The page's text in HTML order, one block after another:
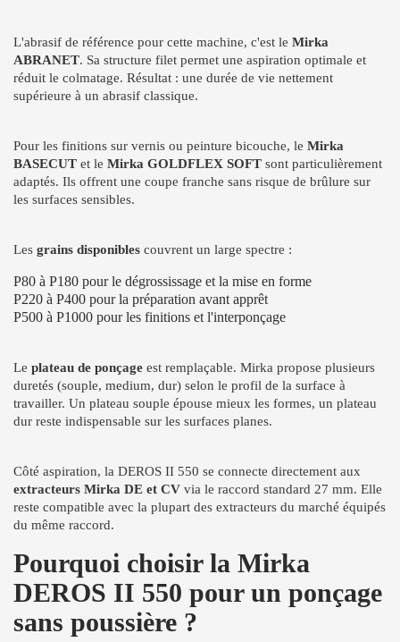
L'abrasif de référence pour cette machine, c'est le Mirka
ABRANET. Sa structure filet permet une aspiration optimale et
réduit le colmatage. Résultat : une durée de vie nettement
supérieure à un abrasif classique.
Pour les finitions sur vernis ou peinture bicouche, le Mirka
BASECUT et le Mirka GOLDFLEX SOFT sont particulièrement
adaptés. Ils offrent une coupe franche sans risque de brûlure sur
les surfaces sensibles.
Les grains disponibles couvrent un large spectre :
P80 à P180 pour le dégrossissage et la mise en forme
P220 à P400 pour la préparation avant apprêt
P500 à P1000 pour les finitions et l'interponçage
Le plateau de ponçage est remplaçable. Mirka propose plusieurs
duretés (souple, medium, dur) selon le profil de la surface à
travailler. Un plateau souple épouse mieux les formes, un plateau
dur reste indispensable sur les surfaces planes.
Côté aspiration, la DEROS II 550 se connecte directement aux
extracteurs Mirka DE et CV via le raccord standard 27 mm. Elle
reste compatible avec la plupart des extracteurs du marché équipés
du même raccord.
Pourquoi choisir la Mirka
DEROS II 550 pour un ponçage
sans poussière ?